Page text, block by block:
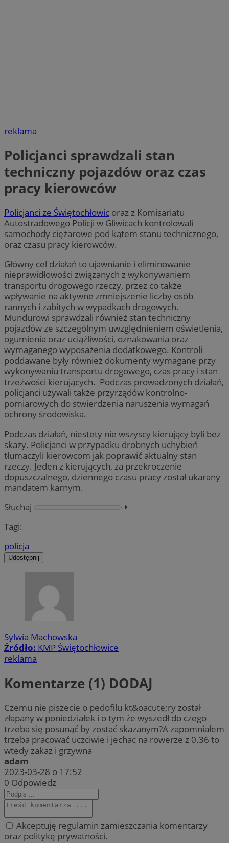
reklama
Policjanci sprawdzali stan
techniczny pojazdów oraz czas
pracy kierowców
Policjanci ze Świętochłowic oraz z Komisariatu
Autostradowego Policji w Gliwicach kontrolowali
samochody ciężarowe pod kątem stanu technicznego,
oraz czasu pracy kierowców.
Główny cel działań to ujawnianie i eliminowanie
nieprawidłowości związanych z wykonywaniem
transportu drogowego rzeczy, przez co także
wpływanie na aktywne zmniejszenie liczby osób
rannych i zabitych w wypadkach drogowych.
Mundurowi sprawdzali również stan techniczny
pojazdów ze szczególnym uwzględnieniem oświetlenia,
ogumienia oraz uciążliwości, oznakowania oraz
wymaganego wyposażenia dodatkowego. Kontroli
poddawane były również dokumenty wymagane przy
wykonywaniu transportu drogowego, czas pracy i stan
trzeźwości kierujących. Podczas prowadzonych działań,
policjanci używali także przyrządów kontrolno-
pomiarowych do stwierdzenia naruszenia wymagań
ochrony środowiska.
Podczas działań, niestety nie wszyscy kierujący byli bez
skazy. Policjanci w przypadku drobnych uchybień
tłumaczyli kierowcom jak poprawić aktualny stan
rzeczy. Jeden z kierujących, za przekroczenie
dopuszczalnego, dziennego czasu pracy został ukarany
mandatem karnym.
Słuchaj
⏵︎
Tagi:
policja
Udostępnij
Sylwia Machowska
Źródło: KMP Świętochłowice
reklama
Komentarze (1) DODAJ
Czemu nie piszecie o pedofilu kt&oacute;ry został
złapany w poniedziałek i o tym że wyszedł do czego
trzeba się posunąć by zostać skazanym?A zapomniałem
trzeba pracować uczciwie i jechac na rowerze z 0.36 to
wtedy zakaz i grzywna
adam
2023-03-28 o 17:52
0 Odpowiedz
Akceptuję regulamin zamieszczania komentarzy
oraz politykę prywatności.